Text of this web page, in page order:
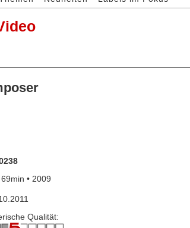
69min • 2009
Qualität: